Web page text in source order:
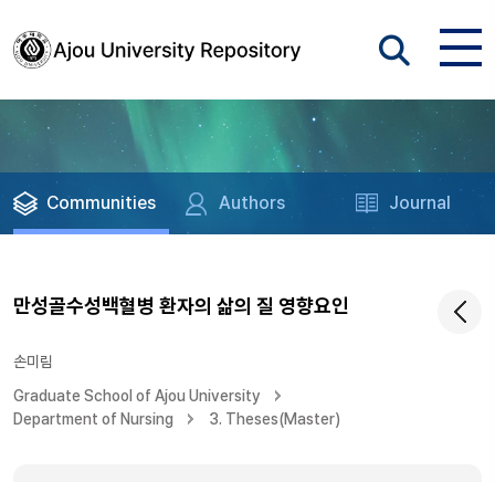
Communities Authors Journal
만성골수성백혈병 환자의 삶의 질 영향요인
손미림
Graduate School of Ajou University
Department of Nursing
3. Theses(Master)